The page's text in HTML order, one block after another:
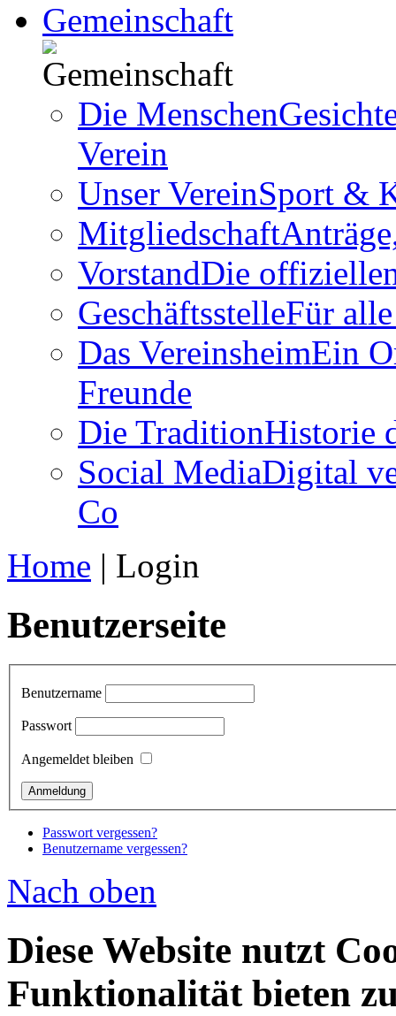
Gemeinschaft
Die Menschen
Verein
Unser VereinSport &
Mitgliedschaft
VorstandDie
GeschäftsstelleFür
Das VereinsheimEin
Freunde
Die TraditionHistorie
Social MediaDigital
Co
Home | Login
Benutzerseite
Benutzername
Passwort
Angemeldet bleiben
Passwort vergessen?
Benutzername vergessen?
Nach oben
Diese Website nutzt
Funktionalität bieten